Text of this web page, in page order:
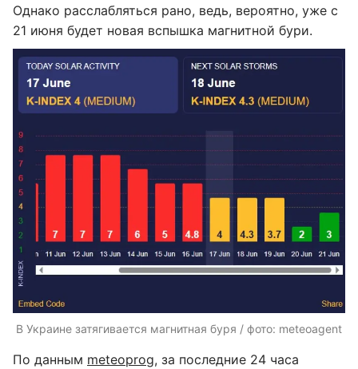
Однако расслабляться рано, ведь, вероятно, уже с
21 июня будет новая вспышка магнитной бури.
В Украине затягивается магнитная буря / фото: meteoagent
По данным meteoprog, за последние 24 часа